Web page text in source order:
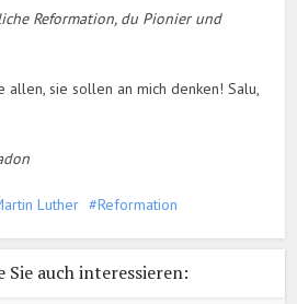
Reformation, du Pionier und
allen, sie sollen an mich denken! Salu,
Luther Reformation
Sie auch interessieren: